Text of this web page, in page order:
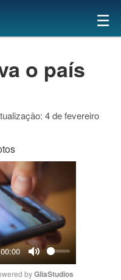
×
☰
o país
4 de fevereiro
00:00
Mute
by GliaStudios